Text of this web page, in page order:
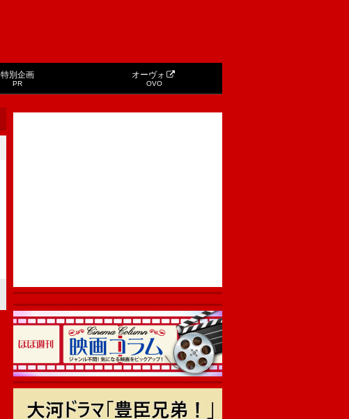
特別企画
PR
オーヴォ
OVO